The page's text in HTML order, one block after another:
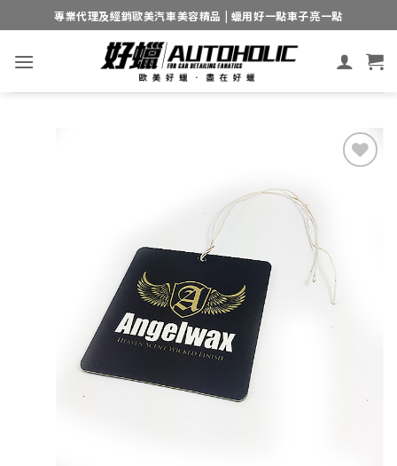
to
content
專業代理及經銷歐美汽車美容精品 | 蠟用好一點車子亮一點